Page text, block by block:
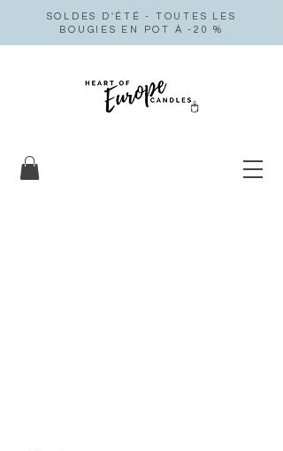
SOLDES D'ÉTÉ - TOUTES LES
BOUGIES EN POT À -20 %